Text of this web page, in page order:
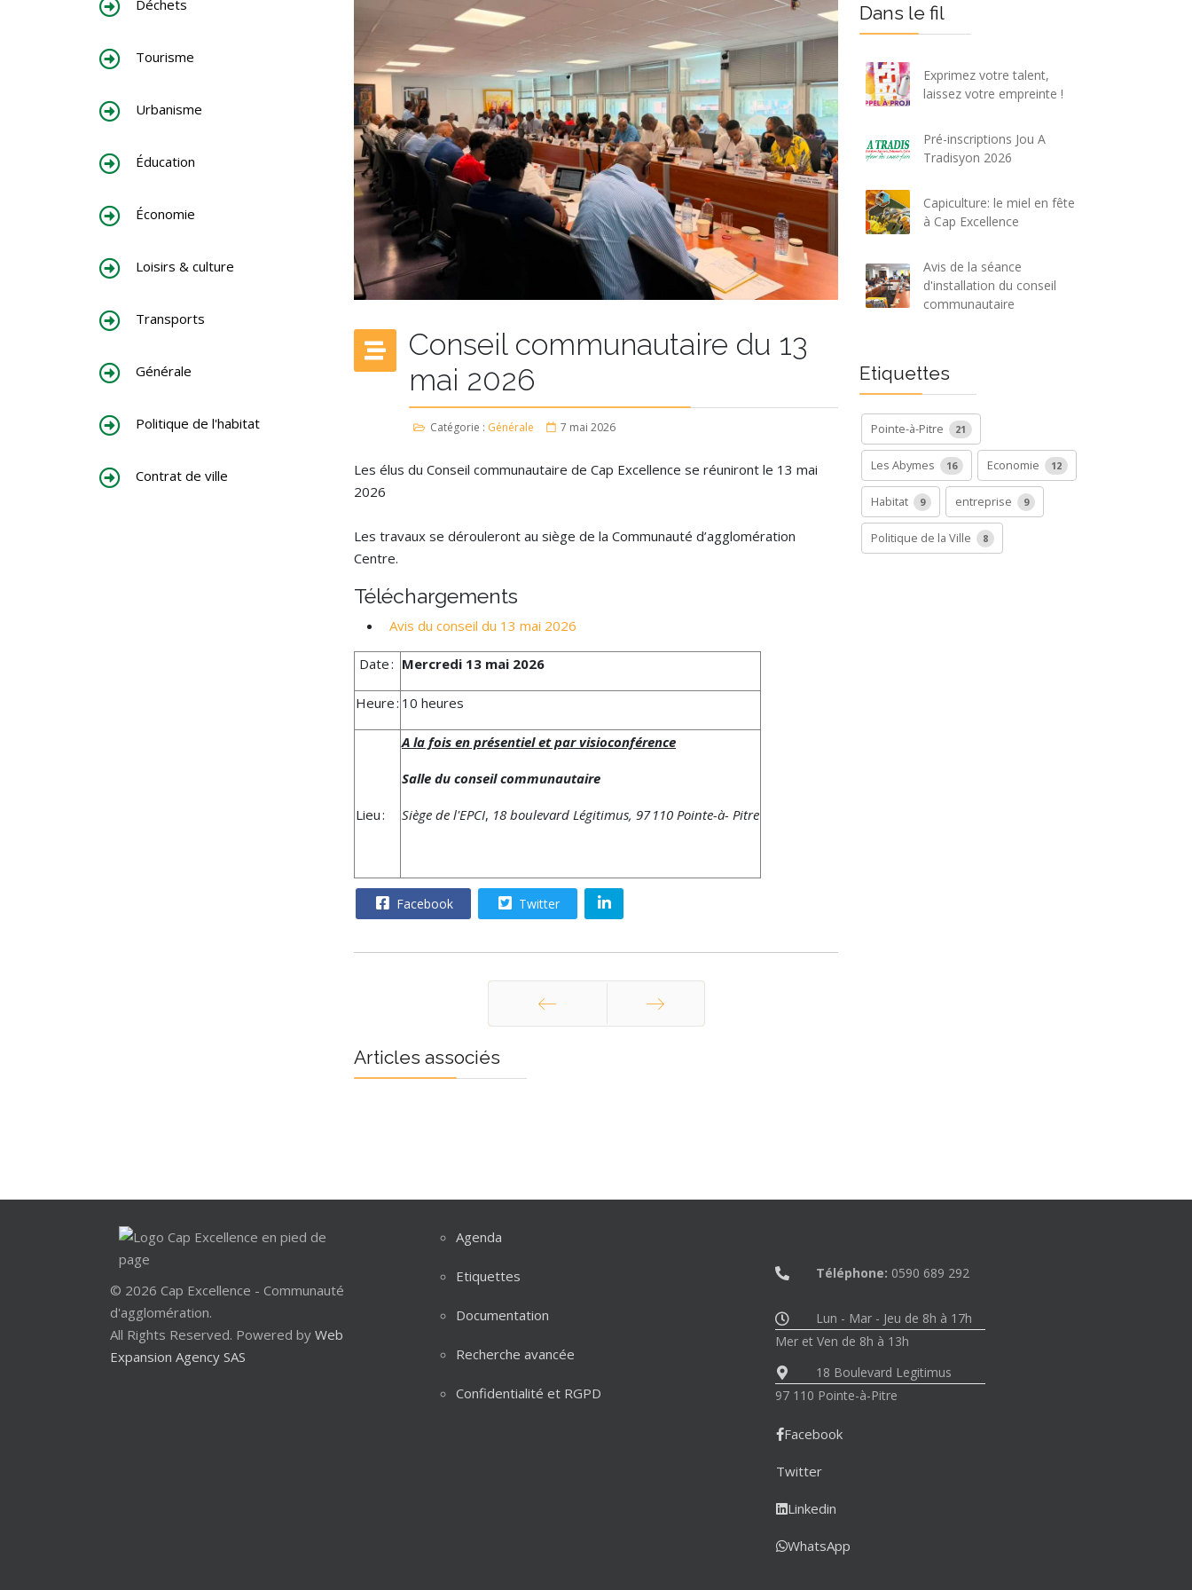
Déchets
Tourisme
Urbanisme
Éducation
Économie
Loisirs & culture
Transports
Générale
Politique de l'habitat
Contrat de ville
Conseil communautaire du 13
mai 2026
Catégorie : Générale 7 mai 2026
Les élus du Conseil communautaire de Cap Excellence se réuniront le 13 mai
2026
Les travaux se dérouleront au siège de la Communauté d’agglomération
Centre.
Téléchargements
Avis du conseil du 13 mai 2026
Date : Mercredi 13 mai 2026
Heure : 10 heures
Lieu :
A la fois en présentiel et par visioconférence
Salle du conseil communautaire
Siège de l'EPCI, 18 boulevard Légitimus, 97 110 Pointe-à- Pitre
Facebook Twitter
Articles associés
Dans le fil
Exprimez votre talent,
laissez votre empreinte !
Pré-inscriptions Jou A
Tradisyon 2026
Capiculture: le miel en fête
à Cap Excellence
Avis de la séance
d'installation du conseil
communautaire
Etiquettes
Pointe-à-Pitre 21
Les Abymes 16 Economie 12
Habitat 9 entreprise 9
Politique de la Ville 8
© 2026 Cap Excellence - Communauté
d'agglomération.
All Rights Reserved. Powered by Web
Expansion Agency SAS
Agenda
Etiquettes
Documentation
Recherche avancée
Confidentialité et RGPD
Téléphone: 0590 689 292
Lun - Mar - Jeu de 8h à 17h
Mer et Ven de 8h à 13h
18 Boulevard Legitimus
97 110 Pointe-à-Pitre
Facebook
Twitter
Linkedin
WhatsApp